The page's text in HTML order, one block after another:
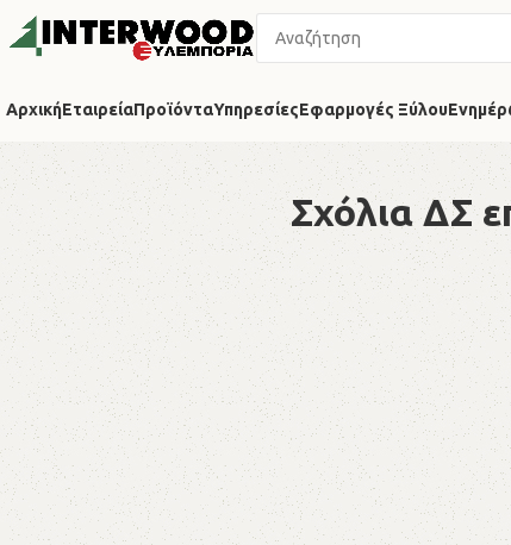
ΑρχικήΕταιρείαΠροϊόνταΥπηρεσίεςΕφαρμογές Ξύλου
Σχόλια ΔΣ